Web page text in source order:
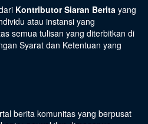
Kontributor Siaran Berita yang
atau instansi yang
semua tulisan yang diterbitkan di
Syarat dan Ketentuan yang
berita komunitas yang berpusat